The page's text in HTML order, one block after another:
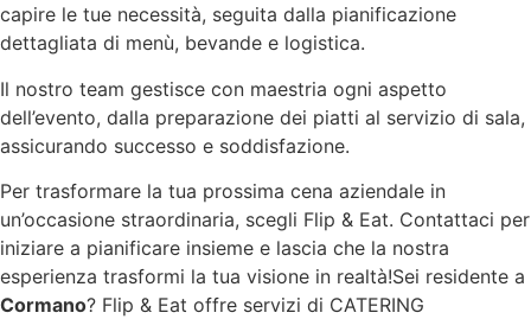
capire le tue necessità, seguita dalla pianificazione
dettagliata di menù, bevande e logistica.
Il nostro team gestisce con maestria ogni aspetto
dell’evento, dalla preparazione dei piatti al servizio di sala,
assicurando successo e soddisfazione.
Per trasformare la tua prossima cena aziendale in
un’occasione straordinaria, scegli Flip & Eat. Contattaci per
iniziare a pianificare insieme e lascia che la nostra
esperienza trasformi la tua visione in realtà!Sei residente a
Cormano? Flip & Eat offre servizi di CATERING